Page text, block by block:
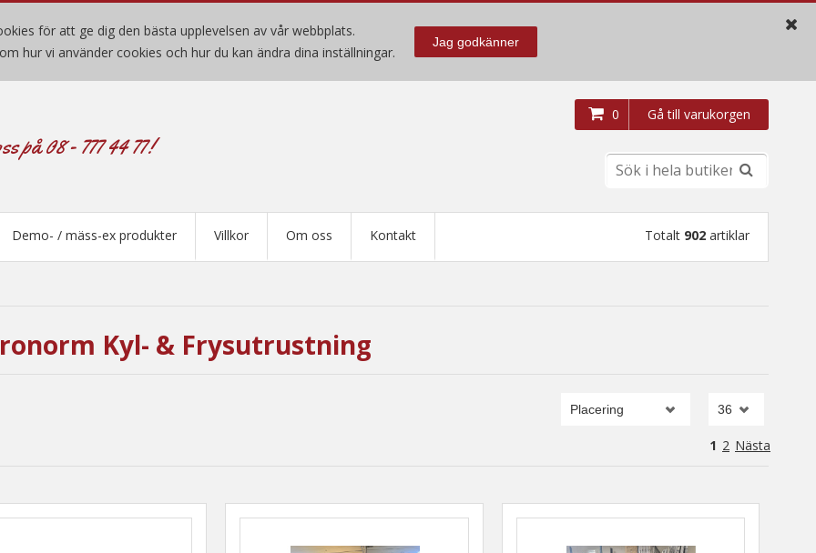
för att ge dig den bästa upplevelsen av vår webbplats.
hur vi använder cookies och hur du kan ändra dina inställningar.
Jag godkänner
på 08 - 777 44 77!
Gå till varukorgen
0
Demo- / mäss-ex produkter Villkor Om oss Kontakt Totalt 902 artiklar
Kyl- & Frysutrustning
1 2 Nästa